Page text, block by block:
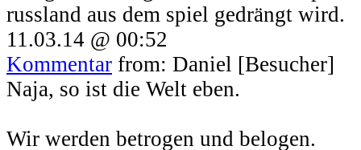
russland aus dem spiel gedrängt wird.
11.03.14 @ 00:52
Kommentar from: Daniel [Besucher]
Naja, so ist die Welt eben.
Wir werden betrogen und belogen.